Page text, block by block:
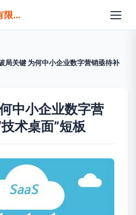
上海冀芮信息咨询有限公司
局关键 为何中小企业数字营销亟待补
中小企业数字营
术桌面”短板